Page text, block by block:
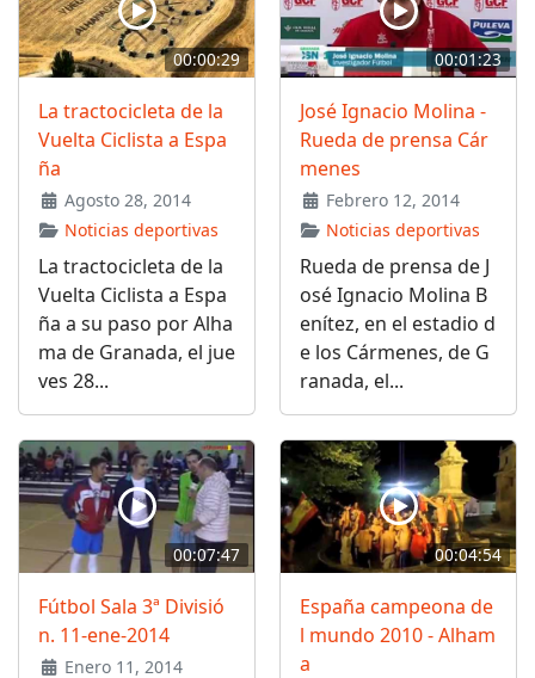
00:00:29
La tractocicleta de la
Vuelta Ciclista a Espa
ña
Agosto 28, 2014
Noticias deportivas
La tractocicleta de la
Vuelta Ciclista a Espa
ña a su paso por Alha
ma de Granada, el jue
ves 28...
00:01:23
José Ignacio Molina -
Rueda de prensa Cár
menes
Febrero 12, 2014
Noticias deportivas
Rueda de prensa de J
osé Ignacio Molina B
enítez, en el estadio d
e los Cármenes, de G
ranada, el...
00:07:47
Fútbol Sala 3ª Divisió
n. 11-ene-2014
Enero 11, 2014
00:04:54
España campeona de
l mundo 2010 - Alham
a